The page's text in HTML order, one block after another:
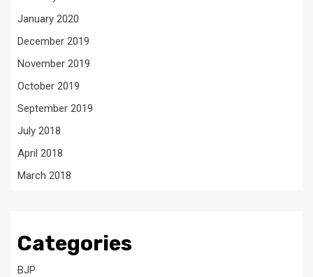
January 2020
December 2019
November 2019
October 2019
September 2019
July 2018
April 2018
March 2018
Categories
BJP